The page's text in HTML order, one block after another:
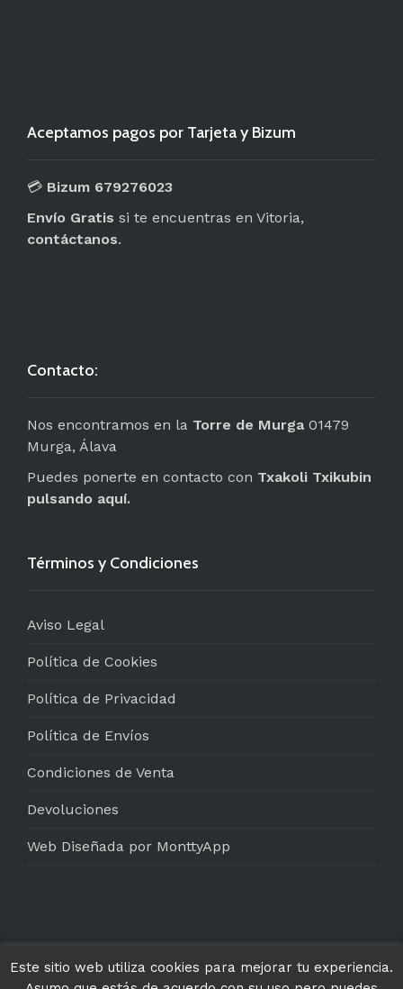
Aceptamos pagos por Tarjeta y Bizum
💳 Bizum 679276023
Envío Gratis si te encuentras en Vitoria,
contáctanos.
Contacto:
Nos encontramos en la Torre de Murga01479
Murga, Álava
Puedes ponerte en contacto con Txakoli Txikubin
pulsando aquí.
Términos y Condiciones
Aviso Legal
Política de Cookies
Política de Privacidad
Política de Envíos
Condiciones de Venta
Devoluciones
Web Diseñada por MonttyApp
© Txakoli Txikubin 2025. Todos los Derechos
Este sitio web utiliza cookies para mejorar tu experiencia.